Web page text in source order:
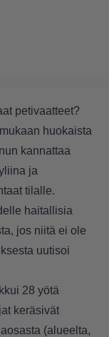
petivaatteet?
huokaista
kannattaa
ja
tilalle.
haitallisia
jos niitä ei ole
uutisoi
28 yötä
keräsivät
(alueelta,